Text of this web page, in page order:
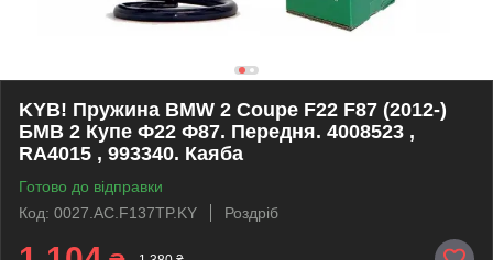
KYB! Пружина BMW 2 Coupe F22 F87 (2012-)
БМВ 2 Купе Ф22 Ф87. Передня. 4008523 ,
RA4015 , 993340. Каяба
Готово до відправки
Код: 0027.AC.F137TP.KY
Роздріб